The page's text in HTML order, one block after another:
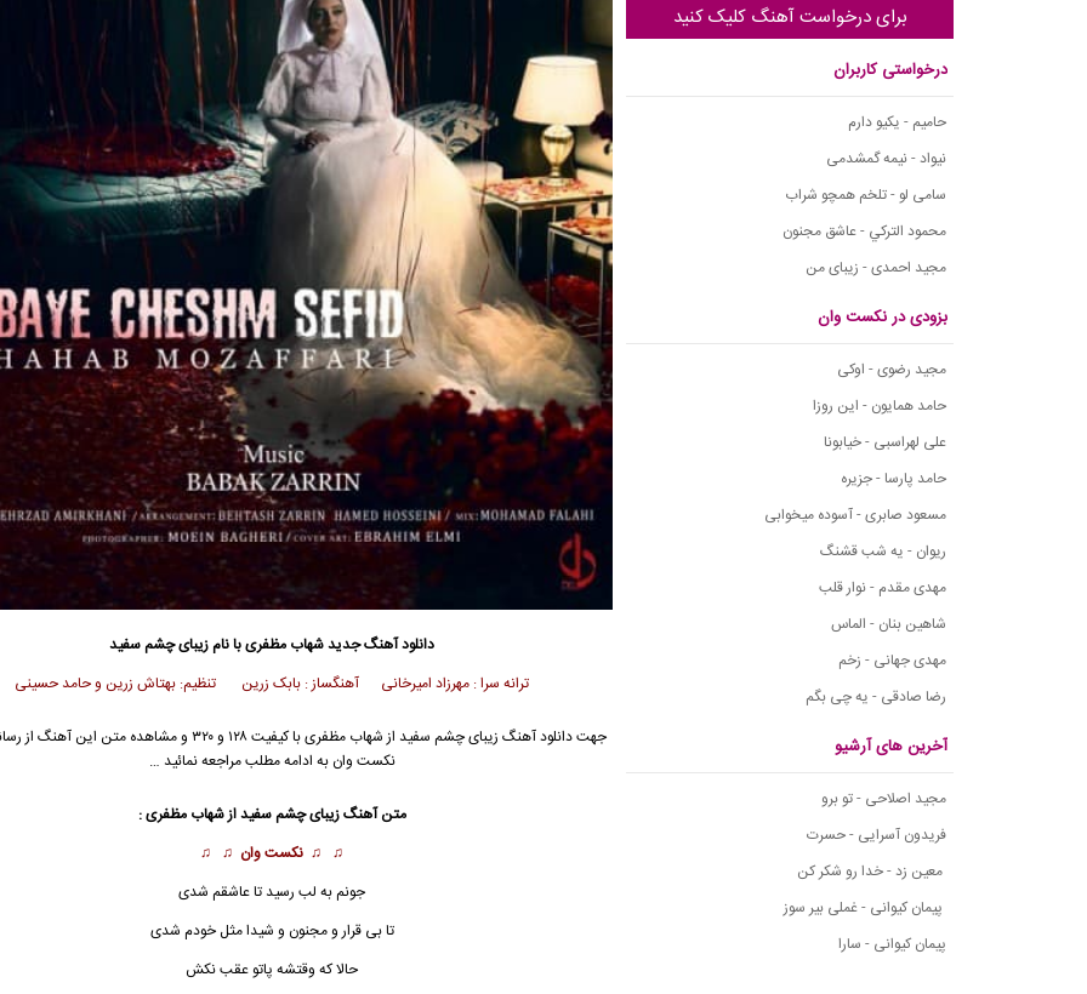
برای درخواست آهنگ کلیک کنید
درخواستی کاربران
حامیم - یکیو دارم
نیواد - نیمه گمشدمی
سامی لو - تلخم همچو شراب
محمود التركي - عاشق مجنون
مجید احمدی - زیبای من
بزودی در نکست وان
مجید رضوی - اوکی
حامد همایون - این روزا
علی لهراسبی - خیابونا
حامد پارسا - جزیره
مسعود صابری - آسوده میخوابی
ریوان - یه شب قشنگ
مهدی مقدم - نوار قلب
شاهین بنان - الماس
مهدی جهانی - زخم
رضا صادقی - یه چی بگم
آخرین های آرشیو
مجید اصلاحی - تو برو
فریدون آسرایی - حسرت
معین زد - خدا رو شکر کن
پیمان کیوانی - غملی بیر سوز
پیمان کیوانی - سارا
دانلود آهنگ جدیدشهاب مظفری با نام زیبای چشم سفید
ترانه سرا : مهرزاد امیرخانی آهنگساز : بابک زرین تنظیم: بهتاش زرین و حامد حسینی
جهت دانلود آهنگ زیبای چشم سفید از شهاب مظفری با کیفیت ۱۲۸ و ۳۲۰ و مشاهده
نکست وان به ادامه مطلب مراجعه نمائید …
متن آهنگزیبای چشم سفیداز شهاب مظفری :
♫ ♫ نکست وان ♫ ♫
جونم به لب رسید تا عاشقم شدی
تا بی قرار و مجنون و شیدا مثل خودم شدی
حالا که وقتشه پاتو عقب نکش